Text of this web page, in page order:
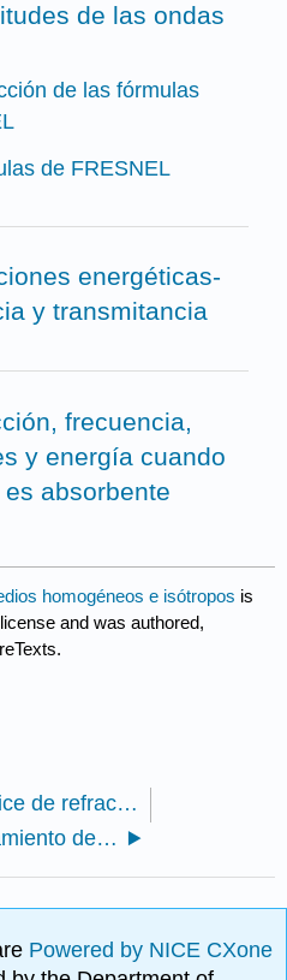
de las ondas
de las fórmulas
5.3.2: Fórmulas de FRESNEL
energéticas-
y transmitancia
frecuencia,
y energía cuando
absorbente
homogéneos e isótropos is
license and was authored,
4.5.3: Índice de refracción
5.1: Planteamiento del problema
Powered by NICE CXone